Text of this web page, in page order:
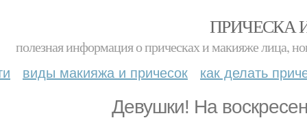
ПРИЧЕСКА
полезная информация о прическах и макияже лица,
виды макияжа и причесок как делать
Девушки! На